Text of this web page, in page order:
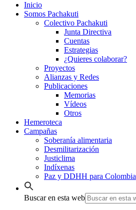
Inicio
Somos Pachakuti
Colectivo Pachakuti
Junta Directiva
Cuentas
Estrategias
¿Quieres colaborar?
Proyectos
Alianzas y Redes
Publicaciones
Memorias
Vídeos
Otros
Hemeroteca
Campañas
Soberanía alimentaria
Desmilitarización
Justiclima
Indíxenas
Paz y DDHH para Colombia
Buscar en esta web